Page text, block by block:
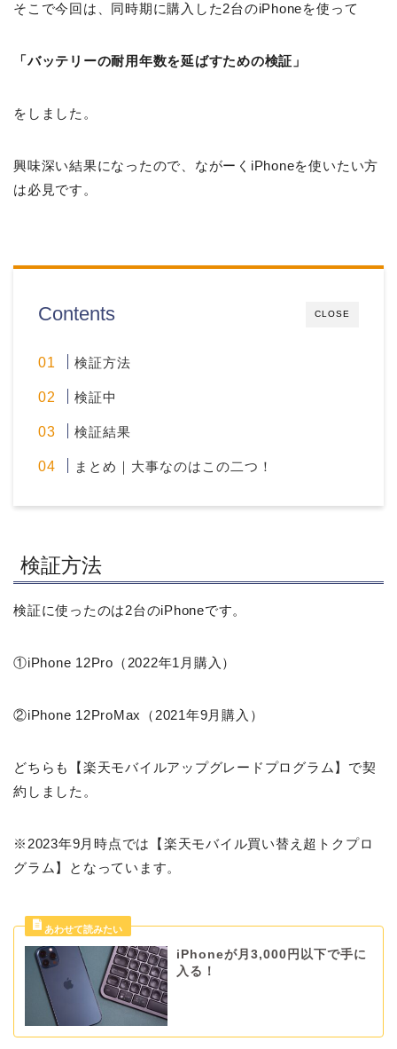
そこで今回は、同時期に購入した2台のiPhoneを使って
「バッテリーの耐用年数を延ばすための検証」
をしました。
興味深い結果になったので、ながーくiPhoneを使いたい方
は必見です。
CLOSE
Contents
検証方法
検証中
検証結果
まとめ｜大事なのはこの二つ！
検証方法
検証に使ったのは2台のiPhoneです。
①iPhone 12Pro（2022年1月購入）
②iPhone 12ProMax（2021年9月購入）
どちらも【楽天モバイルアップグレードプログラム】で契
約しました。
※2023年9月時点では【楽天モバイル買い替え超トクプロ
グラム】となっています。
iPhoneが月3,000円以下で手に
入る！